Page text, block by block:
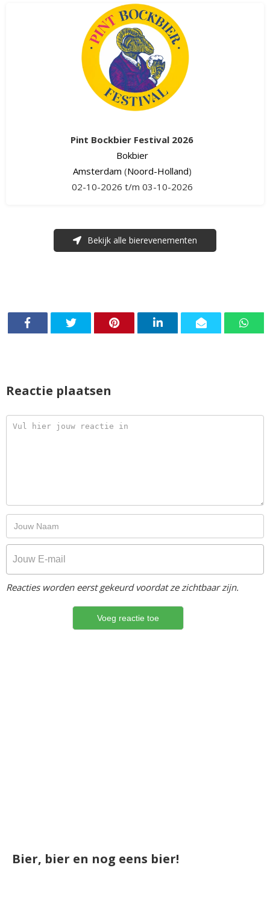
Pint Bockbier Festival 2026
Bokbier
Amsterdam (Noord-Holland)
02-10-2026 t/m 03-10-2026
Bekijk alle bierevenementen
Reactie plaatsen
Reacties worden eerst gekeurd voordat ze zichtbaar zijn.
Bier, bier en nog eens bier!